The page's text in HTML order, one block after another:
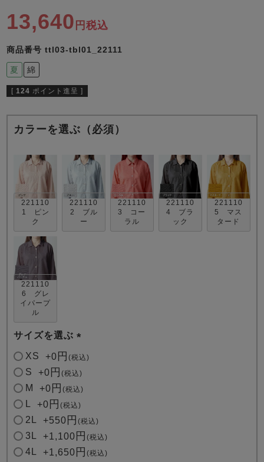
すべての季節のパジャマ一覧はこちら
単品
ン単品
単品
ン単品
売れ筋ランキング
- Item Ranking -
新着商品
すべてのデザインのパジャマ一覧はこちら
13,640 税込
商品番号 ttl03-tbl01_22111
夏 綿
[ 124 ポイント進呈 ]
カラーを選ぶ（必須）
221110
1 ピン
ク
221110
2 ブル
ー
221110
3 コー
ラル
221110
4 ブラ
ック
221110
5 マス
タード
221110
6 グレ
イパープ
ル
サイズを選ぶ
(
)
XS +0 税込
S +0 税込
M +0 税込
+0 税込
2L +550 税込
3L +1,100 税込
4L +1,650 税込